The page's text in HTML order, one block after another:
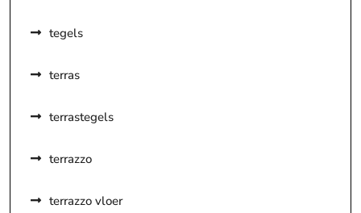
tegels
terras
terrastegels
terrazzo
terrazzo vloer